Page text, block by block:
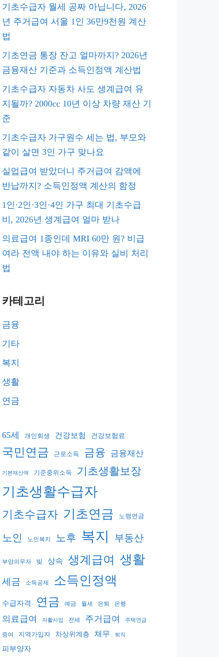
기초수급자 월세 공짜 아닙니다, 2026
년 주거급여 서울 1인 36만9천원 계산
법
기초연금 통장 잔고 얼마까지? 2026년
금융재산 기준과 소득인정액 계산법
기초수급자 자동차 사도 생계급여 유
지될까? 2000cc 10년 이상 차량 재산 기
준
기초수급자 가구원수 세는 법, 부모와
같이 살면 3인 가구 맞나요
실업급여 받았더니 주거급여 감액에
반납까지? 소득인정액 계산의 함정
1인·2인·3인·4인 가구 최대 기초수급
비, 2026년 생계급여 얼마 받나
의료급여 1종인데 MRI 60만 원? 비급
여라 전액 내야 하는 이유와 실비 처리
법
카테고리
금융
기타
복지
생활
연금
65세 개인회생 건강보험 건강보험료
국민연금 근로소득 금융 금융재산
기본재산액 기준중위소득 기초생활보장
기초생활수급자
기초수급자 기초연금 노령연금
노인 노인복지 노후 복지 부동산
부양의무자 빚 상속 생계급여 생활
세금 소득공제 소득인정액
수급자격 연금 예금 월세 은퇴 은행
의료급여 자활사업 전세 주거급여 주택연금
증여 지역가입자 차상위계층 채무 퇴직
피부양자